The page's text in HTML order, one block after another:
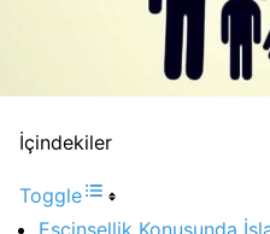
İçindekiler
Toggle
Eşcinsellik Konusunda